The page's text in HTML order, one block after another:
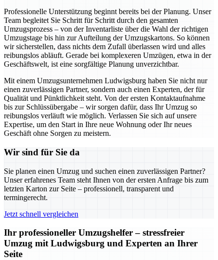
Professionelle Unterstützung beginnt bereits bei der Planung. Unser
Team begleitet Sie Schritt für Schritt durch den gesamten
Umzugsprozess – von der Inventarliste über die Wahl der richtigen
Umzugstage bis hin zur Aufteilung der Umzugskartons. So können
wir sicherstellen, dass nichts dem Zufall überlassen wird und alles
reibungslos abläuft. Gerade bei komplexeren Umzügen, etwa in der
Geschäftswelt, ist eine sorgfältige Planung unverzichtbar.
Mit einem Umzugsunternehmen Ludwigsburg haben Sie nicht nur
einen zuverlässigen Partner, sondern auch einen Experten, der für
Qualität und Pünktlichkeit steht. Von der ersten Kontaktaufnahme
bis zur Schlüssübergabe – wir sorgen dafür, dass Ihr Umzug so
reibungslos verläuft wie möglich. Verlassen Sie sich auf unsere
Expertise, um den Start in Ihre neue Wohnung oder Ihr neues
Geschäft ohne Sorgen zu meistern.
Wir sind für Sie da
Sie planen einen Umzug und suchen einen zuverlässigen Partner?
Unser erfahrenes Team steht Ihnen von der ersten Anfrage bis zum
letzten Karton zur Seite – professionell, transparent und
termingerecht.
Jetzt schnell vergleichen
Ihr professioneller Umzugshelfer – stressfreier
Umzug mit Ludwigsburg und Experten an Ihrer
Seite